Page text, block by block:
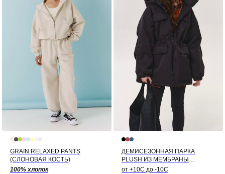
GRAIN RELAXED PANTS
(СЛОНОВАЯ КОСТЬ)
100% хлопок
ДЕМИСЕЗОННАЯ ПАРКА
PLUSH ИЗ МЕМБРАНЫ
(ЧЕРНЫЙ)
от +10С до -10С